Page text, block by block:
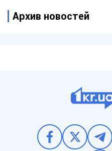
Архив новостей